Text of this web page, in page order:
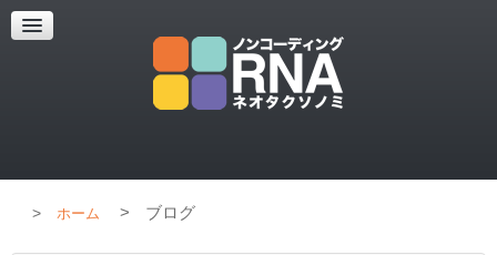
超解像顕微鏡
超解像顕微鏡の紹介
ホーム > ブログ